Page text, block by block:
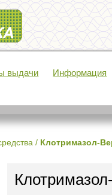
выдачи Информация
/ Клотримазол-